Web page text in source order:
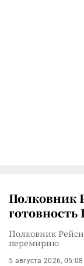
Полковник
Полковник
перемирию
5 августа 2026, 05:08